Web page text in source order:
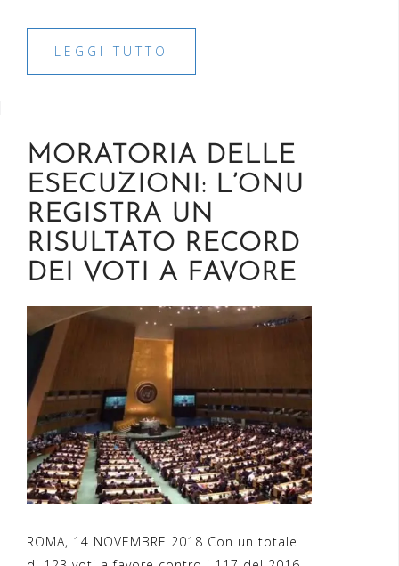
LEGGI TUTTO
MORATORIA DELLE
ESECUZIONI: L’ONU
REGISTRA UN
RISULTATO RECORD
DEI VOTI A FAVORE
ROMA, 14 NOVEMBRE 2018 Con un totale